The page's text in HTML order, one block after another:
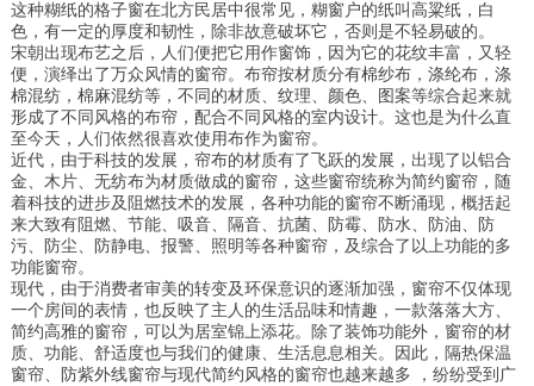
这种糊纸的格子窗在北方民居中很常见，糊窗户的纸叫高粱纸，白
色，有一定的厚度和韧性，除非故意破坏它，否则是不轻易破的。
宋朝出现布艺之后，人们便把它用作窗饰，因为它的花纹丰富，又轻
便，演绎出了万众风情的窗帘。布帘按材质分有棉纱布，涤纶布，涤
棉混纺，棉麻混纺等，不同的材质、纹理、颜色、图案等综合起来就
形成了不同风格的布帘，配合不同风格的室内设计。这也是为什么直
至今天，人们依然很喜欢使用布作为窗帘。
近代，由于科技的发展，帘布的材质有了飞跃的发展，出现了以铝合
金、木片、无纺布为材质做成的窗帘，这些窗帘统称为简约窗帘，随
着科技的进步及阻燃技术的发展，各种功能的窗帘不断涌现，概括起
来大致有阻燃、节能、吸音、隔音、抗菌、防霉、防水、防油、防
污、防尘、防静电、报警、照明等各种窗帘，及综合了以上功能的多
功能窗帘。
现代，由于消费者审美的转变及环保意识的逐渐加强，窗帘不仅体现
一个房间的表情，也反映了主人的生活品味和情趣，一款落落大方、
简约高雅的窗帘，可以为居室锦上添花。除了装饰功能外，窗帘的材
质、功能、舒适度也与我们的健康、生活息息相关。因此，隔热保温
窗帘、防紫外线窗帘与现代简约风格的窗帘也越来越多 ，纷纷受到广
工业厂房装修
深圳东森装饰公司拥有一级的设计师团队和经验
丰富的施工队伍。我们的设计师团队有着多年的
深圳店铺装...
2018-07-30